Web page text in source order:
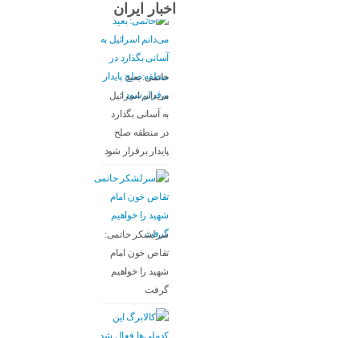
اخبار ایران
خاتمی: بعید
می‌دانم اسرائیل
به آسانی بگذارد
در منطقه صلح
پایدار برقرار شود
سرلشکر حاتمی:
تقاص خون امام
شهید را خواهیم
گرفت